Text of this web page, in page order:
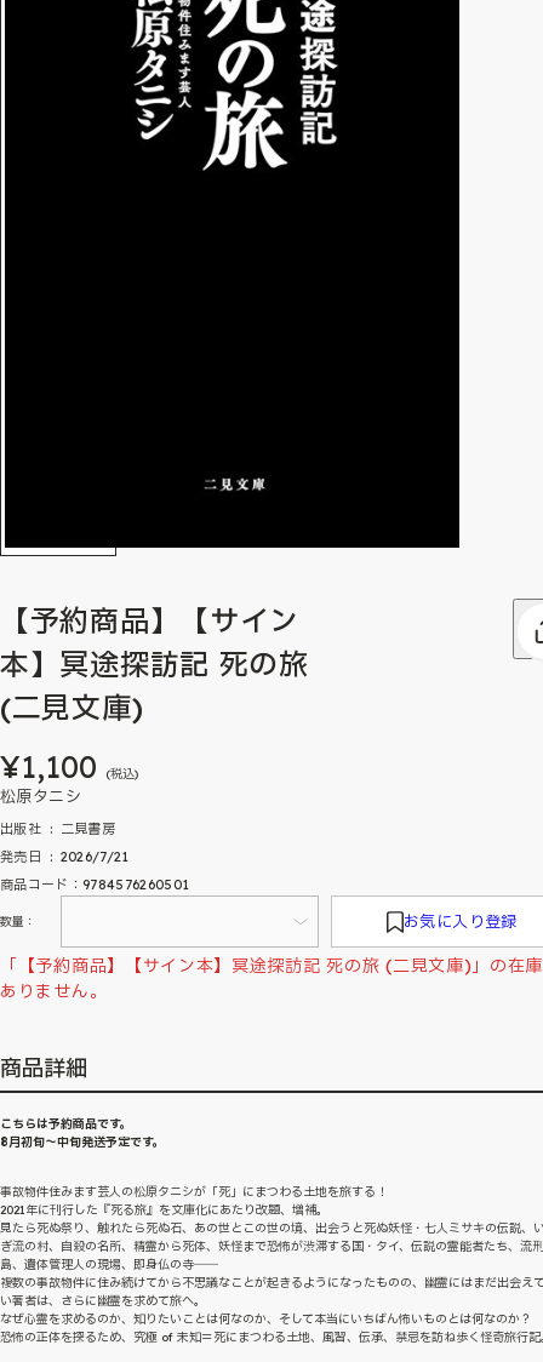
【予約商品】【サイン
本】冥途探訪記 死の旅
(二見文庫)
¥1,100 (税込)
松原タニシ
出版社 ‏ : ‎ 二見書房
発売日 ‏ : ‎ 2026/7/21
商品コード：9784576260501
数量： お気に入り登録
「【予約商品】【サイン本】冥途探訪記 死の旅 (二見文庫)」の在
ありません。
商品詳細
こちらは予約商品です。
8月初旬～中旬発送予定です。
事故物件住みます芸人の松原タニシが「死」にまつわる土地を旅する！
2021年に刊行した『死る旅』を文庫化にあたり改題、増補。
見たら死ぬ祭り、触れたら死ぬ石、あの世とこの世の境、出会うと死ぬ妖怪・七人ミサキの伝説、
ぎ流の村、自殺の名所、精霊から死体、妖怪まで恐怖が渋滞する国・タイ、伝説の霊能者たち、流
島、遺体管理人の現場、即身仏の寺――
複数の事故物件に住み続けてから不思議なことが起きるようになったものの、幽霊にはまだ出会え
い著者は、さらに幽霊を求めて旅へ。
なぜ心霊を求めるのか、知りたいことは何なのか、そして本当にいちばん怖いものとは何なのか？
恐怖の正体を探るため、究極 of 未知＝死にまつわる土地、風習、伝承、禁忌を訪ね歩く怪奇旅行記